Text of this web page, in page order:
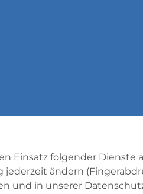
Einsatz folgender Dienste
jederzeit ändern
und in unserer